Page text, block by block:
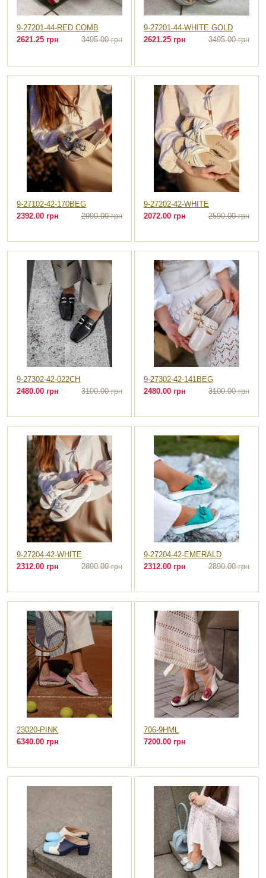
9-27201-44-RED COMB
2621.25 грн
3495.00 грн
9-27201-44-WHITE GOLD
2621.25 грн
3495.00 грн
9-27102-42-170BEG
2392.00 грн
2990.00 грн
9-27202-42-WHITE
2072.00 грн
2590.00 грн
9-27302-42-022CH
2480.00 грн
3100.00 грн
9-27302-42-141BEG
2480.00 грн
3100.00 грн
9-27204-42-WHITE
2312.00 грн
2890.00 грн
9-27204-42-EMERALD
2312.00 грн
2890.00 грн
23020-PINK
6340.00 грн
706-9HML
7200.00 грн